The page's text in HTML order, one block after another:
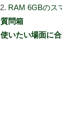
RAM 6GBのス
質問箱
使いたい場面に